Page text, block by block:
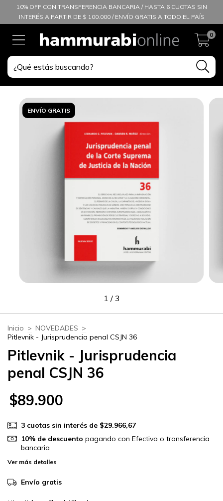
10% OFF CON TRANSFERENCIA BANCARIA / HASTA 6 CUOTAS SIN
INTERÉS A PARTIR DE $ 100.000 / ENVÍO GRATIS A TODO EL PAÍS
0
ENVÍO GRATIS
1 / 3
Inicio > NOVEDADES >
Pitlevnik - Jurisprudencia penal CSJN 36
Pitlevnik - Jurisprudencia
penal CSJN 36
$89.900
3 cuotas sin interés de $29.966,67
10% de descuento pagando con Efectivo o transferencia
bancaria
Ver más detalles
Envío gratis